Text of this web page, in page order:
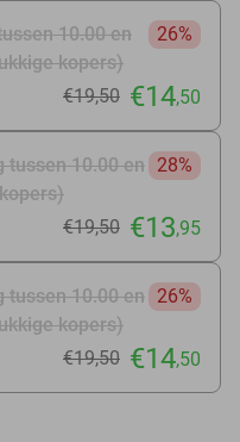
10.00 en
kopers)
26%
€19,50 €14,50
tussen 10.00 en 28%
€19,50 €13,95
tussen 10.00 en
kopers)
26%
€19,50 €14,50